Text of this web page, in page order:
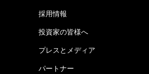
採用情報
投資家の皆様へ
プレスとメディア
パートナー